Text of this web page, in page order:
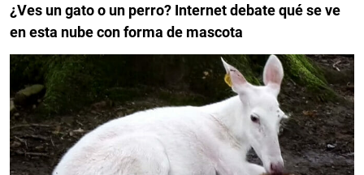
¿Ves un gato o un perro? Internet debate qué se ve
en esta nube con forma de mascota